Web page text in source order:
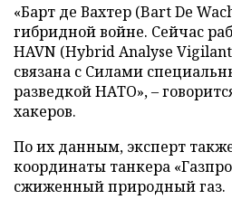
«Барт де Вахтер (Bart De
гибридной войне. Сейчас
HAVN (Hybrid Analyse
связана с Силами
разведкой НАТО», –
хакеров.
По их данным, эксперт
координаты танкера
сжиженный природный газ.